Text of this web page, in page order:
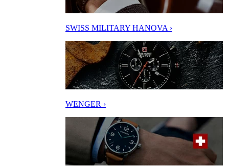
SWISS MILITARY HANOVA ›
WENGER ›